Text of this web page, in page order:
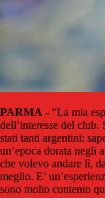
PARMA - “La mia
dell’interesse del club.
stati tanti argentini:
un’epoca dorata negli
che volevo andare lì,
meglio. E’
sono molto contento